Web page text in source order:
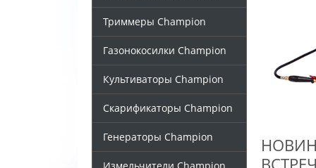
Триммеры Champion
Газонокосилки Champion
Культиваторы Champion
Скарификаторы Champion
Генераторы Champion